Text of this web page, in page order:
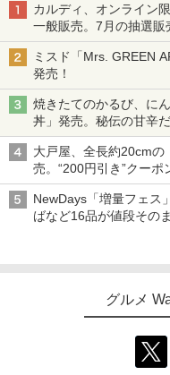
カルディ、オンライン
一般販売。7月の抽選販
ミスド「Mrs. GREEN
発売！
焼きたてのかるび、に
丼」発売。秘伝の甘辛
大戸屋、全長約20cmの
売。“200円引き”クーポ
NewDays「増量フェス
ばなど16品が値段その
グルメ